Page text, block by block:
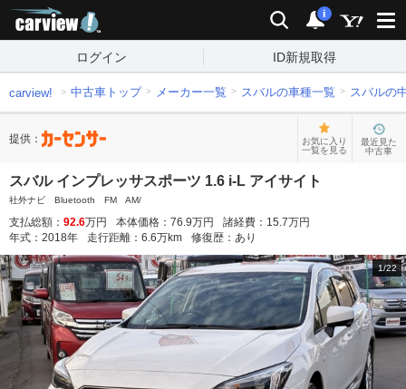
検索 通知
i
ログイン ID新規取得
carview! 中古車トップ メーカー一覧 スバルの車種一覧 スバルの
提供：
お気に入り
一覧を見る
最近見た
中古車
スバル インプレッサスポーツ 1.6 i-L アイサイト
社外ナビ Bluetooth FM AM/
支払総額： 92.6万円 本体価格： 76.9万円 諸経費： 15.7万円
年式： 2018年 走行距離： 6.6万km 修復歴： あり
1/22